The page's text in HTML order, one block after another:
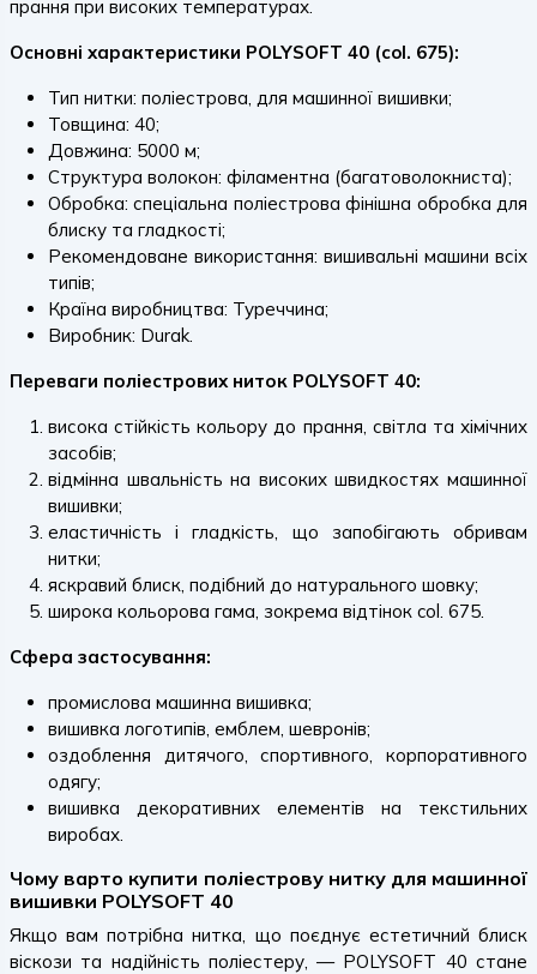
прання при високих температурах.
Основні характеристики POLYSOFT 40 (col. 675):
Тип нитки: поліестрова, для машинної вишивки;
Товщина: 40;
Довжина: 5000 м;
Структура волокон: філаментна (багатоволокниста);
Обробка: спеціальна поліестрова фінішна обробка для
блиску та гладкості;
Рекомендоване використання: вишивальні машини всіх
типів;
Країна виробництва: Туреччина;
Виробник: Durak.
Переваги поліестрових ниток POLYSOFT 40:
висока стійкість кольору до прання, світла та хімічних
засобів;
відмінна швальність на високих швидкостях машинної
вишивки;
еластичність і гладкість, що запобігають обривам
нитки;
яскравий блиск, подібний до натурального шовку;
широка кольорова гама, зокрема відтінок col. 675.
Сфера застосування:
промислова машинна вишивка;
вишивка логотипів, емблем, шевронів;
оздоблення дитячого, спортивного, корпоративного
одягу;
вишивка декоративних елементів на текстильних
виробах.
Чому варто купити поліестрову нитку для машинної
вишивки POLYSOFT 40
Якщо вам потрібна нитка, що поєднує естетичний блиск
віскози та надійність поліестеру, — POLYSOFT 40 стане